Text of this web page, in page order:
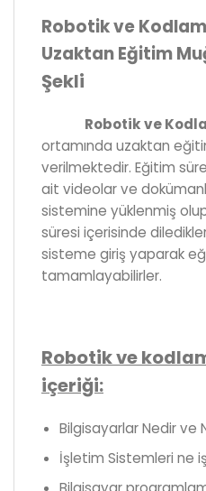
Robotik ve
Uzaktan Eğitim
Şekli
Robotik ve
ortamında uzaktan
verilmektedir. Eğitim
ait videolar ve
sistemine yüklenmiş
süresi içerisinde
sisteme giriş yaparak
tamamlayabilirler.
Robotik ve
içeriği:
Bilgisayarlar Nedir ve
İşletim Sistemleri ne